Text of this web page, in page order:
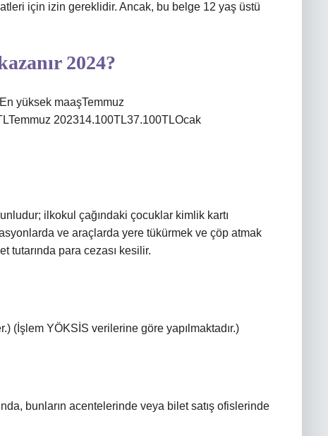
için izin gereklidir. Ancak, bu belge 12 yaş üstü
2024?
yüksek maaşTemmuz
202314.100TL37.100TLOcak
ilkokul çağındaki çocuklar kimlik kartı
ve araçlarda yere tükürmek ve çöp atmak
tutarında para cezası kesilir.
(İşlem YÖKSİS verilerine göre yapılmaktadır.)
bunların acentelerinde veya bilet satış ofislerinde